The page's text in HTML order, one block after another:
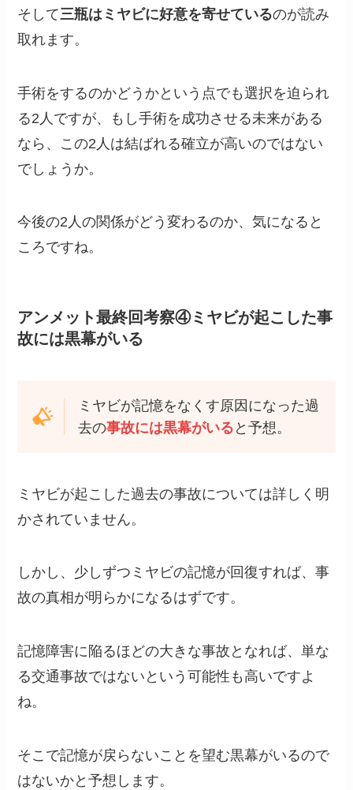
そして三瓶はミヤビに好意を寄せているのが読み
取れます。
手術をするのかどうかという点でも選択を迫られ
る2人ですが、もし手術を成功させる未来がある
なら、この2人は結ばれる確立が高いのではない
でしょうか。
今後の2人の関係がどう変わるのか、気になると
ころですね。
アンメット最終回考察④ミヤビが起こした事
故には黒幕がいる
ミヤビが記憶をなくす原因になった過
去の事故には黒幕がいる と予想。
ミヤビが起こした過去の事故については詳しく明
かされていません。
しかし、少しずつミヤビの記憶が回復すれば、事
故の真相が明らかになるはずです。
記憶障害に陥るほどの大きな事故となれば、単な
る交通事故ではないという可能性も高いですよ
ね。
そこで記憶が戻らないことを望む黒幕がいるので
はないかと予想します。